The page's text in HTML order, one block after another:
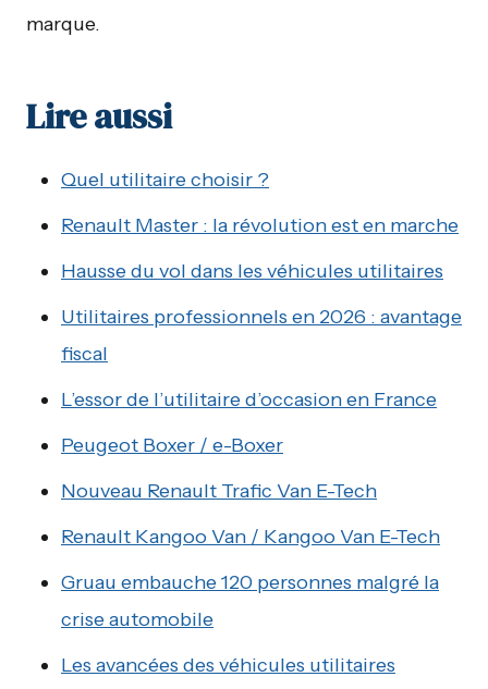
marque.
Lire aussi
Quel utilitaire choisir ?
Renault Master : la révolution est en marche
Hausse du vol dans les véhicules utilitaires
Utilitaires professionnels en 2026 : avantage
fiscal
L’essor de l’utilitaire d’occasion en France
Peugeot Boxer / e-Boxer
Nouveau Renault Trafic Van E-Tech
Renault Kangoo Van / Kangoo Van E-Tech
Gruau embauche 120 personnes malgré la
crise automobile
Les avancées des véhicules utilitaires